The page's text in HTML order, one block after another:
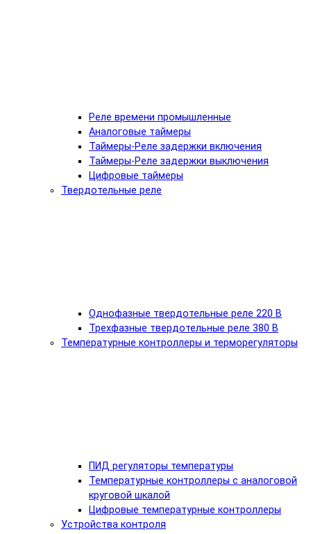
Реле времени промышленные
Аналоговые таймеры
Таймеры-Реле задержки включения
Таймеры-Реле задержки выключения
Цифровые таймеры
Твердотельные реле
Однофазные твердотельные реле 220 В
Трехфазные твердотельные реле 380 В
Температурные контроллеры и терморегуляторы
ПИД регуляторы температуры
Температурные контроллеры с аналоговой
круговой шкалой
Цифровые температурные контроллеры
Устройства контроля